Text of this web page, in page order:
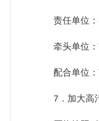
责任单位：
牵头单位：
配合单位：
7．加大高污